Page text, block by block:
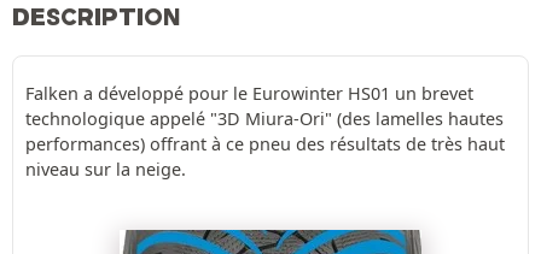
DESCRIPTION
Falken a développé pour le Eurowinter HS01 un brevet
technologique appelé "3D Miura-Ori" (des lamelles hautes
performances) offrant à ce pneu des résultats de très haut
niveau sur la neige.